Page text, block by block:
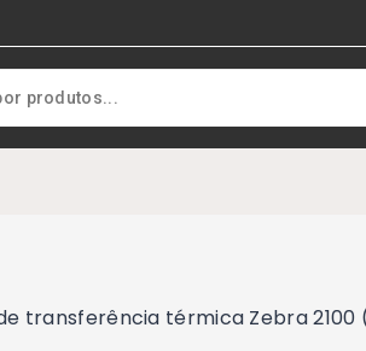
transferência térmica Zebra